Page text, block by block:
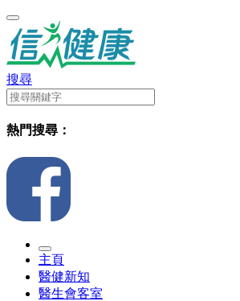
搜尋
熱門搜尋：
主頁
醫健新知
醫生會客室